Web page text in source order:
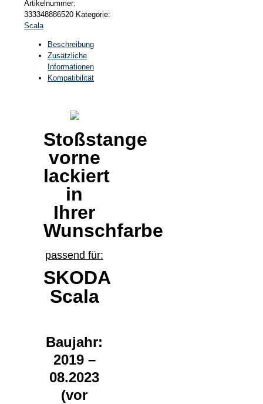
Artikelnummer:
333348886520 Kategorie:
Scala
Beschreibung
Zusätzliche
Informationen
Kompatibilität
Stoßstange
vorne
lackiert
in
Ihrer
Wunschfarbe
passend für:
SKODA
Scala
Baujahr:
2019 –
08.2023
(vor